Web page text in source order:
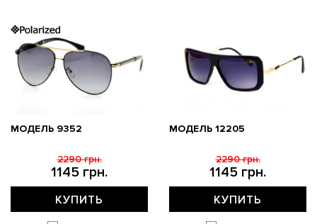
МОДЕЛЬ 9352
1145 грн.
2290 грн.
КУПИТЬ
МОДЕЛЬ 12205
1145 грн.
2290 грн.
КУПИТЬ